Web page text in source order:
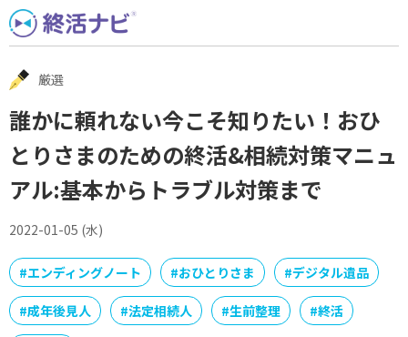
Skip
to
content
厳選
誰かに頼れない今こそ知りたい！おひ
とりさまのための終活&相続対策マニュ
アル:基本からトラブル対策まで
2022-01-05 (水)
#エンディングノート #おひとりさま #デジタル遺品
#成年後見人 #法定相続人 #生前整理 #終活